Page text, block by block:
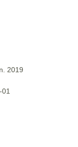
2019